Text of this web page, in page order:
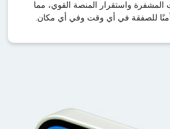
المشفرة واستقرار المنصة القوي، مما
للصفقة في أي وقت وفي أي مكان.